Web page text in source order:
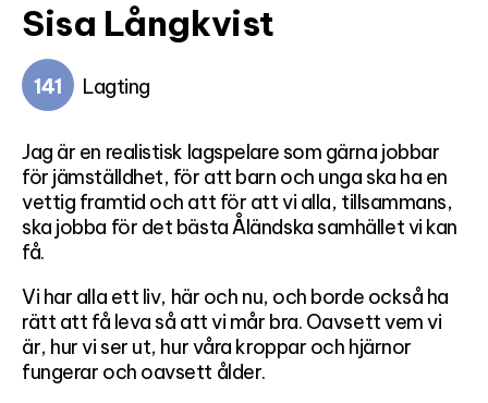
Sisa Långkvist
141 Lagting
Jag är en realistisk lagspelare som gärna jobbar
för jämställdhet, för att barn och unga ska ha en
vettig framtid och att för att vi alla, tillsammans,
ska jobba för det bästa Åländska samhället vi kan
få.
Vi har alla ett liv, här och nu, och borde också ha
rätt att få leva så att vi mår bra. Oavsett vem vi
är, hur vi ser ut, hur våra kroppar och hjärnor
fungerar och oavsett ålder.